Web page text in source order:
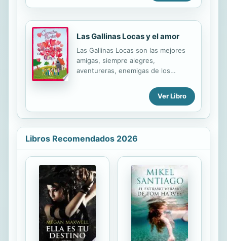
regresar a Eternia para ayudar a sus
una rica torta y afinar todos los
inolvidable.
Las Gallinas Locas y el amor
Las Gallinas Locas son las mejores
amigas, siempre alegres,
aventureras, enemigas de los
enfrentarán juntas a ese sentimiento
llamado AMOR. Las Gallinas Locas
son ya adolescentes y están
descubriendo que los asuntos del
Sardine y Fred cada día están más
unidos, aunque ella tiene suficientes
preocupaciones con las dudas de su
madre: ¿quiere casarse con su novio
o no? Luego está Melanie, que sigue
siendo la más adelantada en los
temas amorosos. Mientras tanto,
Trude parece tener de pronto una
curiosa obsesión por...
Ver Libro
Libros Recomendados 2026